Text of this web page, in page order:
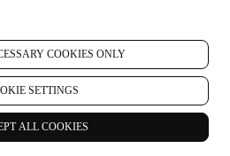
COOKIES ONLY
SETTINGS
ALL COOKIES
invitarle a escribir su opinión
DE NUESTRAS
DE LA EXPERIENCIA DEL
utilizar sus datos para adaptar
a sus necesidades y preferencias
experiencia de cliente personalizada